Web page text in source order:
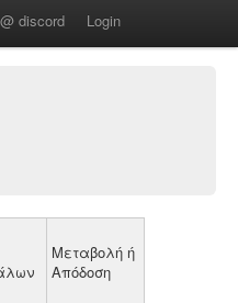
discord Login
Μεταβολή ή
Απόδοση